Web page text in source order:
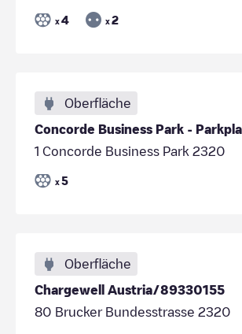
x 4 x 2
Oberfläche
Concorde Business Park -
1 Concorde Business Park 2320
x 5
Oberfläche
Chargewell Austria/89330155
80 Brucker Bundesstrasse 2320